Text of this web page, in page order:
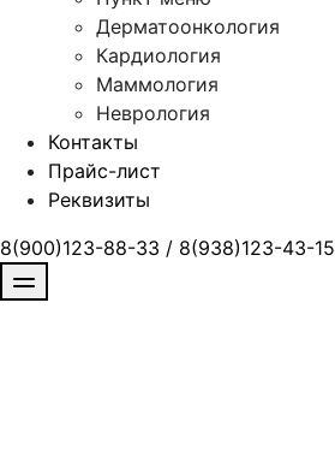
Дерматоонкология
Кардиология
Маммология
Неврология
Контакты
Прайс-лист
Реквизиты
8(900)123-88-33 / 8(938)123-43-15